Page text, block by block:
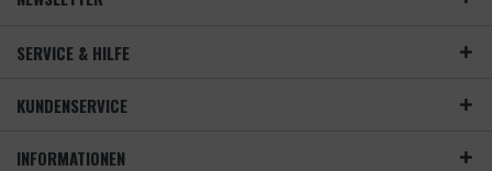
SERVICE & HILFE
KUNDENSERVICE
INFORMATIONEN